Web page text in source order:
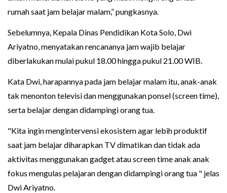
rumah saat jam belajar malam,” pungkasnya.
Sebelumnya, Kepala Dinas Pendidikan Kota Solo, Dwi
Ariyatno, menyatakan rencananya jam wajib belajar
diberlakukan mulai pukul 18.00 hingga pukul 21.00 WIB.
Kata Dwi, harapannya pada jam belajar malam itu, anak-anak
tak menonton televisi dan menggunakan ponsel (screen time),
serta belajar dengan didampingi orang tua.
"Kita ingin mengintervensi ekosistem agar lebih produktif
saat jam belajar diharapkan TV dimatikan dan tidak ada
aktivitas menggunakan gadget atau screen time anak anak
fokus mengulas pelajaran dengan didampingi orang tua " jelas
Dwi Ariyatno.